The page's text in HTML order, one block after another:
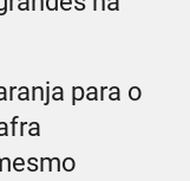
para o